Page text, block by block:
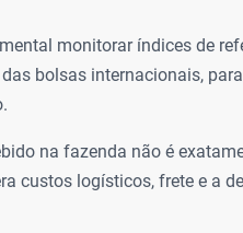
monitorar índices de
bolsas internacionais,
na fazenda não é
custos logísticos, frete e a